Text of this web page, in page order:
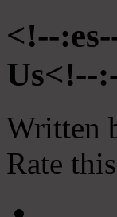
<!--
Us<!--
Written
Rate